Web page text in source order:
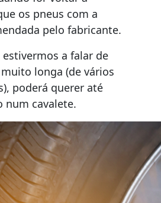
os pneus com a
pelo fabricante.
a falar de
longa (de vários
poderá querer até
num cavalete.